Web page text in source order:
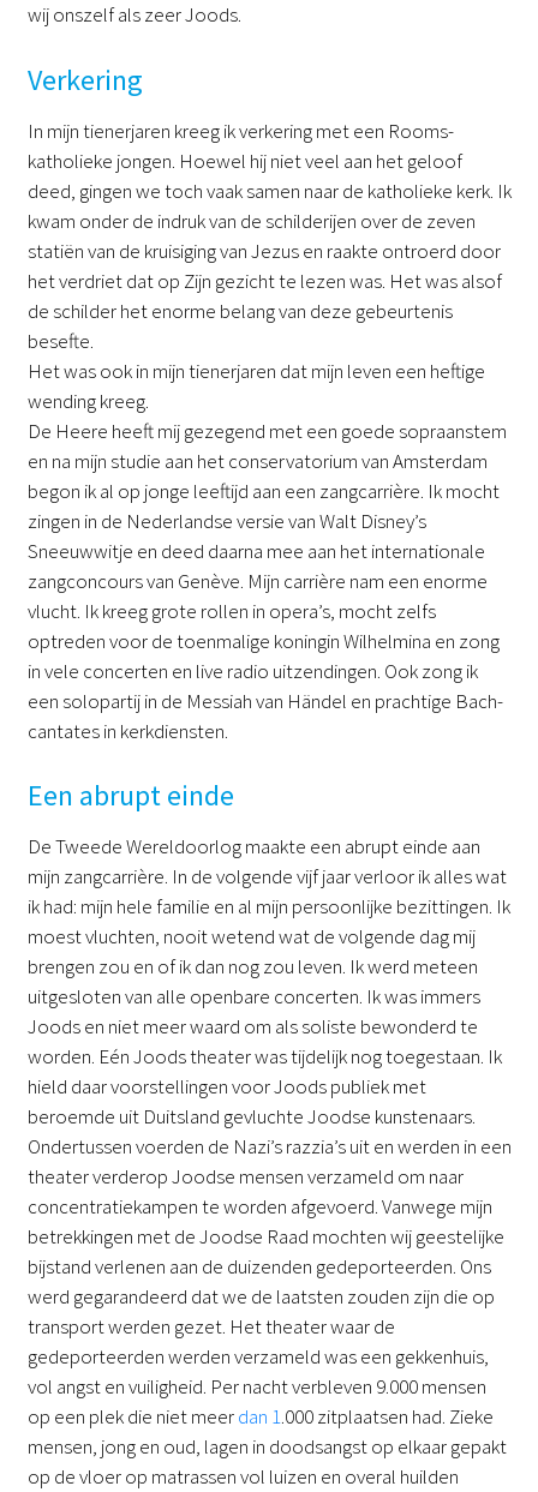
wij onszelf als zeer Joods.
Verkering
In mijn tienerjaren kreeg ik verkering met een Rooms-
katholieke jongen. Hoewel hij niet veel aan het geloof
deed, gingen we toch vaak samen naar de katholieke kerk. Ik
kwam onder de indruk van de schilderijen over de zeven
statiën van de kruisiging van Jezus en raakte ontroerd door
het verdriet dat op Zijn gezicht te lezen was. Het was alsof
de schilder het enorme belang van deze gebeurtenis
besefte.
Het was ook in mijn tienerjaren dat mijn leven een heftige
wending kreeg.
De Heere heeft mij gezegend met een goede sopraanstem
en na mijn studie aan het conservatorium van Amsterdam
begon ik al op jonge leeftijd aan een zangcarrière. Ik mocht
zingen in de Nederlandse versie van Walt Disney’s
Sneeuwwitje en deed daarna mee aan het internationale
zangconcours van Genève. Mijn carrière nam een enorme
vlucht. Ik kreeg grote rollen in opera’s, mocht zelfs
optreden voor de toenmalige koningin Wilhelmina en zong
in vele concerten en live radio uitzendingen. Ook zong ik
een solopartij in de Messiah van Händel en prachtige Bach-
cantates in kerkdiensten.
Een abrupt einde
De Tweede Wereldoorlog maakte een abrupt einde aan
mijn zangcarrière. In de volgende vijf jaar verloor ik alles wat
ik had: mijn hele familie en al mijn persoonlijke bezittingen. Ik
moest vluchten, nooit wetend wat de volgende dag mij
brengen zou en of ik dan nog zou leven. Ik werd meteen
uitgesloten van alle openbare concerten. Ik was immers
Joods en niet meer waard om als soliste bewonderd te
worden. Eén Joods theater was tijdelijk nog toegestaan. Ik
hield daar voorstellingen voor Joods publiek met
beroemde uit Duitsland gevluchte Joodse kunstenaars.
Ondertussen voerden de Nazi’s razzia’s uit en werden in een
theater verderop Joodse mensen verzameld om naar
concentratiekampen te worden afgevoerd. Vanwege mijn
betrekkingen met de Joodse Raad mochten wij geestelijke
bijstand verlenen aan de duizenden gedeporteerden. Ons
werd gegarandeerd dat we de laatsten zouden zijn die op
transport werden gezet. Het theater waar de
gedeporteerden werden verzameld was een gekkenhuis,
vol angst en vuiligheid. Per nacht verbleven 9.000 mensen
op een plek die niet meerdan 1.000 zitplaatsen had. Zieke
mensen, jong en oud, lagen in doodsangst op elkaar gepakt
op de vloer op matrassen vol luizen en overal huilden